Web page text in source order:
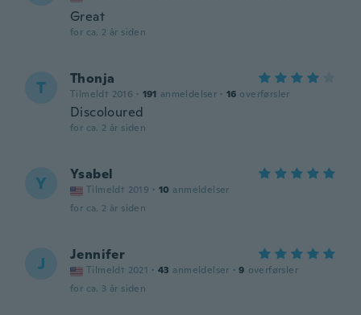
Great
for ca. 2 år siden
T Thonja
Tilmeldt 2016 · 191 anmeldelser · 16 overførsler
Discoloured
for ca. 2 år siden
Y Ysabel
Tilmeldt 2019 · 10 anmeldelser
for ca. 2 år siden
J Jennifer
Tilmeldt 2021 · 43 anmeldelser · 9 overførsler
for ca. 3 år siden